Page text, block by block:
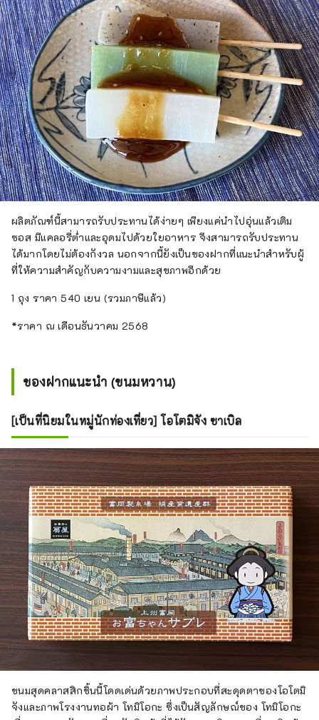
ผลิตภัณฑ์นี้สามารถรับประทานได้ง่ายๆ เพียงแค่นำไปอุ่นแล้วเติม
ซอส มีแคลอรี่ต่ำและอุดมไปด้วยใยอาหาร จึงสามารถรับประทาน
ได้มากโดยไม่ต้องกังวล นอกจากนี้ยังเป็นของฝากที่แนะนำสำหรับผู้
ที่ให้ความสำคัญกับความงามและสุขภาพอีกด้วย
1 ถุง ราคา 540 เยน (รวมภาษีแล้ว)
*ราคา ณ เดือนธันวาคม 2568
ของฝากแนะนำ (ขนมหวาน)
[เป็นที่นิยมในหมู่นักท่องเที่ยว] โอโตมิจัง ซาเบิล
ขนมสุดคลาสสิกชิ้นนี้โดดเด่นด้วยภาพประกอบที่สะดุดตาของโอโตมิ
จังและภาพโรงงานทอผ้า โทมิโอกะ ซึ่งเป็นสัญลักษณ์ของ โทมิโอกะ